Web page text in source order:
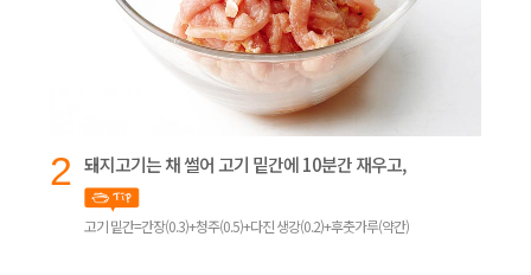
2 돼지고기는 채 썰어 고기 밑간에 10분간 재우고,
고기 밑간=간장(0.3)+청주(0.5)+다진 생강(0.2)+후춧가루(약간)